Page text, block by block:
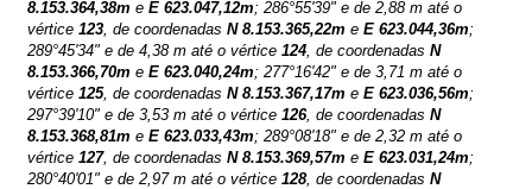
8.153.364,38m e E 623.047,12m; 286°55'39" e de 2,88 m até o
vértice 123 , de coordenadas N 8.153.365,22m e E 623.044,36m;
289°45'34" e de 4,38 m até o vértice 124 , de coordenadas N
8.153.366,70m e E 623.040,24m; 277°16'42" e de 3,71 m até o
vértice 125, de coordenadas N 8.153.367,17m e E 623.036,56m;
297°39'10" e de 3,53 m até o vértice 126, de coordenadas N
8.153.368,81m e E 623.033,43m; 289°08'18" e de 2,32 m até o
vértice 127, de coordenadas N 8.153.369,57m e E 623.031,24m;
280°40'01" e de 2,97 m até o vértice 128, de coordenadas N